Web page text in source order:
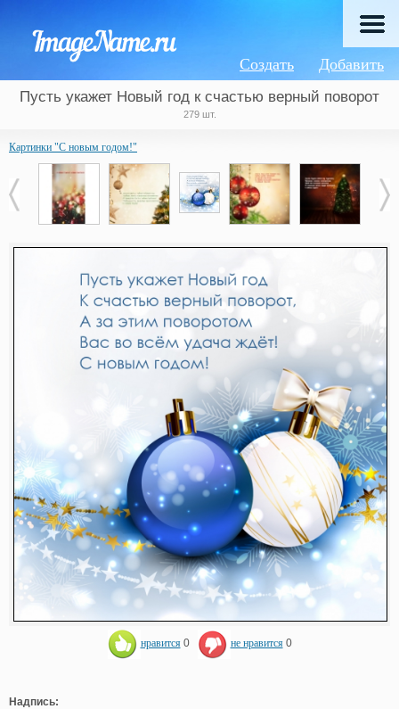
Добавить
Создать
Пусть укажет Новый год к счастью верный поворот
279 шт.
Картинки "С новым годом!"
нравится 0 не нравится 0
Надпись: